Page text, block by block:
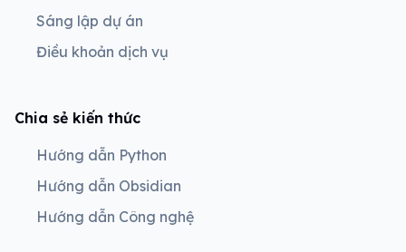
Sáng lập dự án
Điều khoản dịch vụ
Chia sẻ kiến thức
Hướng dẫn Python
Hướng dẫn Obsidian
Hướng dẫn Công nghệ